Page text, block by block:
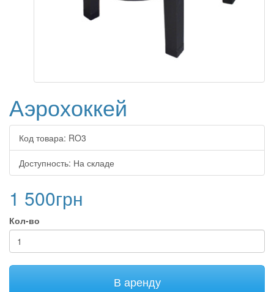
Аэрохоккей
Код товара: RO3
Доступность: На складе
1 500грн
Кол-во
В аренду